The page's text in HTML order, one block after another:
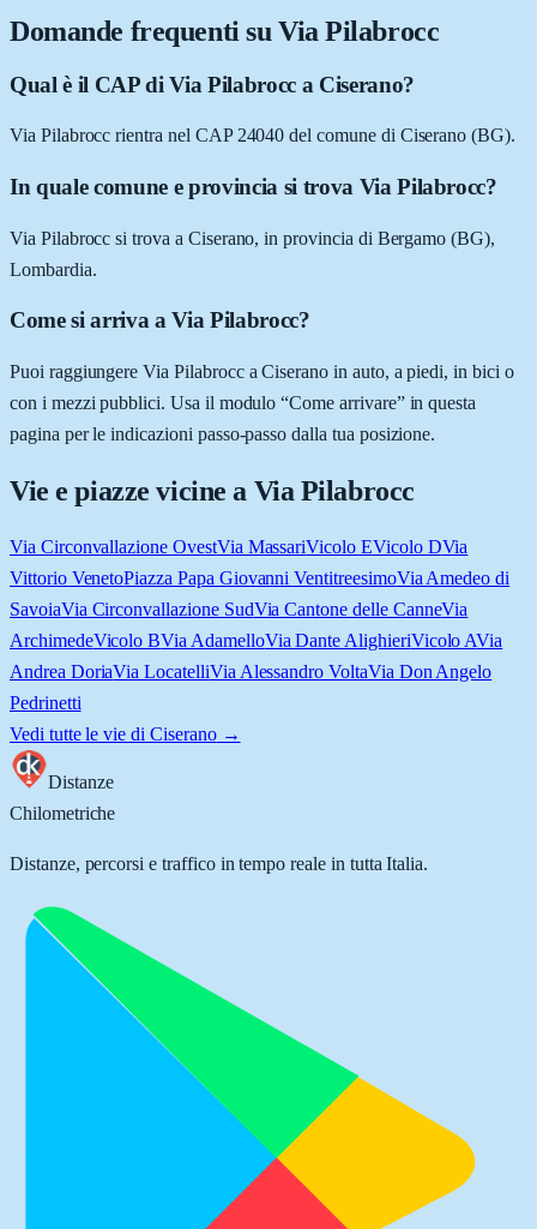
Domande frequenti su Via Pilabrocc
Qual è il CAP di Via Pilabrocc a Ciserano?
Via Pilabrocc rientra nel CAP 24040 del comune di Ciserano (BG).
In quale comune e provincia si trova Via Pilabrocc?
Via Pilabrocc si trova a Ciserano, in provincia di Bergamo (BG),
Lombardia.
Come si arriva a Via Pilabrocc?
Puoi raggiungere Via Pilabrocc a Ciserano in auto, a piedi, in bici o
con i mezzi pubblici. Usa il modulo “Come arrivare” in questa
pagina per le indicazioni passo-passo dalla tua posizione.
Vie e piazze vicine a Via Pilabrocc
Via Circonvallazione OvestVia MassariVicolo EVicolo DVia
Vittorio VenetoPiazza Papa Giovanni VentitreesimoVia Amedeo di
SavoiaVia Circonvallazione SudVia Cantone delle CanneVia
ArchimedeVicolo BVia AdamelloVia Dante AlighieriVicolo AVia
Andrea DoriaVia LocatelliVia Alessandro VoltaVia Don Angelo
Pedrinetti
Vedi tutte le vie di Ciserano→
Distanze
Chilometriche
Distanze, percorsi e traffico in tempo reale in tutta Italia.